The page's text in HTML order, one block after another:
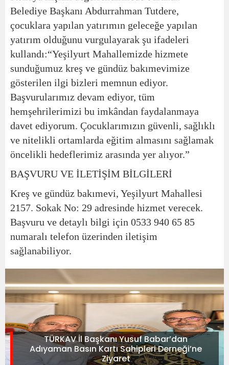
Belediye Başkanı Abdurrahman Tutdere,
çocuklara yapılan yatırımın geleceğe yapılan
yatırım olduğunu vurgulayarak şu ifadeleri
kullandı:“Yeşilyurt Mahallemizde hizmete
sunduğumuz kreş ve gündüz bakımevimize
gösterilen ilgi bizleri memnun ediyor.
Başvurularımız devam ediyor, tüm
hemşehrilerimizi bu imkândan faydalanmaya
davet ediyorum. Çocuklarımızın güvenli, sağlıklı
ve nitelikli ortamlarda eğitim almasını sağlamak
öncelikli hedeflerimiz arasında yer alıyor.”
BAŞVURU VE İLETİŞİM BİLGİLERİ
Kreş ve gündüz bakımevi, Yeşilyurt Mahallesi
2157. Sokak No: 29 adresinde hizmet verecek.
Başvuru ve detaylı bilgi için 0533 940 65 85
numaralı telefon üzerinden iletişim
sağlanabiliyor.
TÜRKAV İl Başkanı Yusuf Babar’dan
Adıyaman Basın Kartı Sahipleri Derneği’ne
Ziyaret